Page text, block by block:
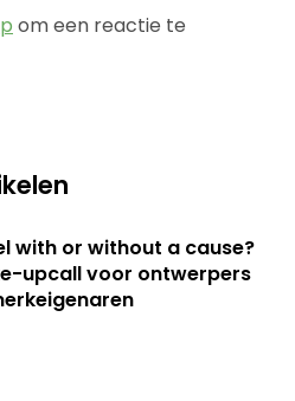
om een reactie te
with or without a cause?
upcall voor ontwerpers